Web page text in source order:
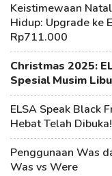
Keistimewaan
Hidup: Upgrade ke
Rp711.000
Christmas 2025:
Spesial Musim
ELSA Speak Black
Hebat Telah Dibuka!
Penggunaan Was
Was vs Were